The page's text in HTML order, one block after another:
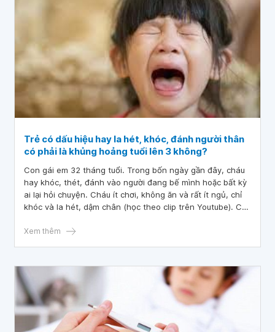
Trẻ có dấu hiệu hay la hét, khóc, đánh người thân
có phải là khủng hoảng tuổi lên 3 không?
Con gái em 32 tháng tuổi. Trong bốn ngày gần đây, cháu
hay khóc, thét, đánh vào người đang bế mình hoặc bất kỳ
ai lại hỏi chuyện. Cháu ít chơi, không ăn và rất ít ngủ, chỉ
khóc và la hét, dậm chân (học theo clip trên Youtube). Chỉ
dữ, như thành 1 người khác. Bác sĩ cho em hỏi, trẻ có dấu
Xem thêm